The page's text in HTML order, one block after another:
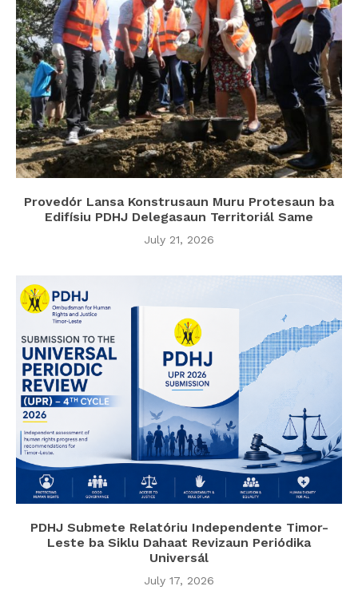
Provedór Lansa Konstrusaun Muru Protesaun ba
Edifísiu PDHJ Delegasaun Territoriál Same
July 21, 2026
PDHJ Submete Relatóriu Independente Timor-
Leste ba Siklu Dahaat Revizaun Periódika
Universál
July 17, 2026